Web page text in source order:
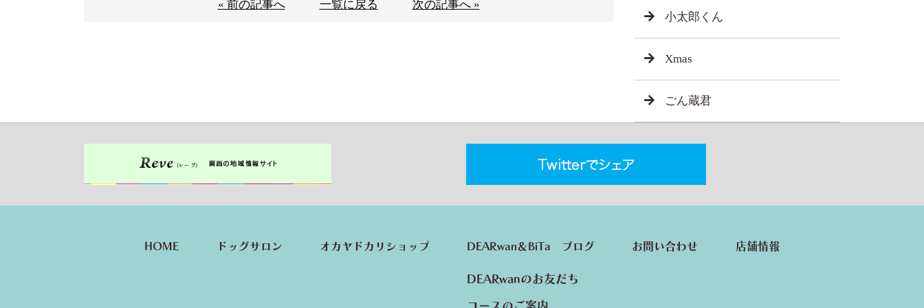
« 前の記事へ 一覧に戻る
次の記事へ »
小太郎くん
Xmas
ごん蔵君
HOME ドッグサロン オカヤドカリショップ DEARwan＆BiTa ブログ
DEARwanのお友だち
お問い合わせ 店舗情報